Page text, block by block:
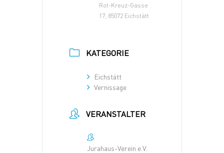
Rot-Kreuz-Gasse
17, 85072 Eichstätt
KATEGORIE
Eichstätt
Vernissage
VERANSTALTER
Jurahaus-Verein e.V.